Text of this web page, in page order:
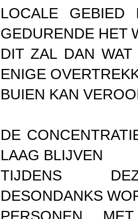
LOCALE GEBIED
GEDURENDE HET
DIT ZAL DAN WAT
ENIGE
BUIEN KAN
DE
LAAG BLIJVEN
TIJDENS
DESONDANKS